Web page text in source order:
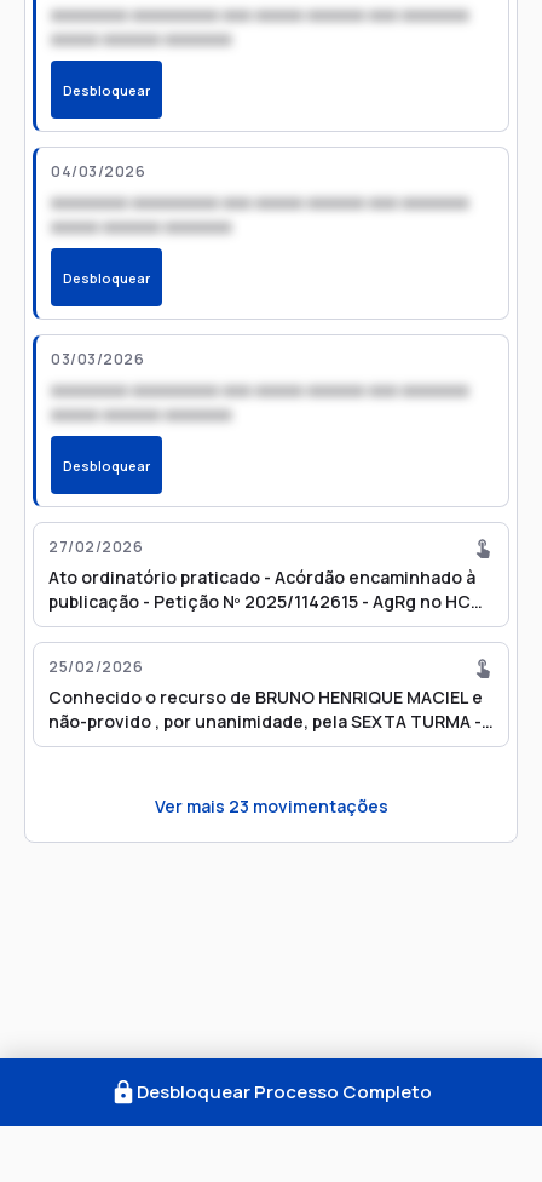
xxxxxxxx xxxxxxxxx xxx xxxxx xxxxxx xxx xxxxxxx
xxxxx xxxxxx xxxxxxx
Desbloquear
04/03/2026
xxxxxxxx xxxxxxxxx xxx xxxxx xxxxxx xxx xxxxxxx
xxxxx xxxxxx xxxxxxx
Desbloquear
03/03/2026
xxxxxxxx xxxxxxxxx xxx xxxxx xxxxxx xxx xxxxxxx
xxxxx xxxxxx xxxxxxx
Desbloquear
27/02/2026
Ato ordinatório praticado - Acórdão encaminhado à
publicação - Petição Nº 2025/1142615 - AgRg no HC
1050898 - Publicação prevista para 04/03/2026
25/02/2026
Conhecido o recurso de BRUNO HENRIQUE MACIEL e
não-provido , por unanimidade, pela SEXTA TURMA -
Petição N° 01142615/2025 - AgRg no HC 1050898/SP
Ver mais 23 movimentações
Desbloquear Processo Completo